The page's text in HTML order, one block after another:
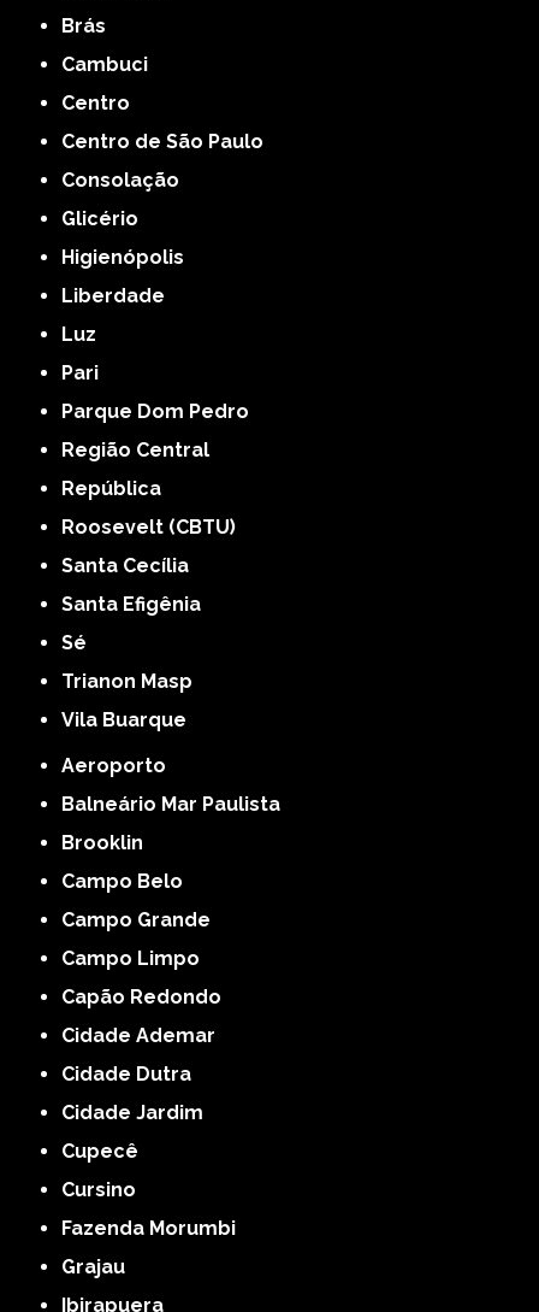
Brás
Cambuci
Centro
Centro de São Paulo
Consolação
Glicério
Higienópolis
Liberdade
Luz
Pari
Parque Dom Pedro
Região Central
República
Roosevelt (CBTU)
Santa Cecília
Santa Efigênia
Sé
Trianon Masp
Vila Buarque
Aeroporto
Balneário Mar Paulista
Brooklin
Campo Belo
Campo Grande
Campo Limpo
Capão Redondo
Cidade Ademar
Cidade Dutra
Cidade Jardim
Cupecê
Cursino
Fazenda Morumbi
Grajau
Ibirapuera